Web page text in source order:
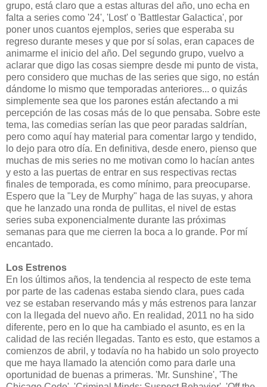
grupo, está claro que a estas alturas del año, uno echa en
falta a series como '24', 'Lost' o 'Battlestar Galactica', por
poner unos cuantos ejemplos, series que esperaba su
regreso durante meses y que por sí solas, eran capaces de
animarme el inicio del año. Del segundo grupo, vuelvo a
aclarar que digo las cosas siempre desde mi punto de vista,
pero considero que muchas de las series que sigo, no están
dándome lo mismo que temporadas anteriores... o quizás
simplemente sea que los parones están afectando a mi
percepción de las cosas más de lo que pensaba. Sobre este
tema, las comedias serían las que peor paradas saldrían,
pero como aquí hay material para comentar largo y tendido,
lo dejo para otro día. En definitiva, desde enero, pienso que
muchas de mis series no me motivan como lo hacían antes
y esto a las puertas de entrar en sus respectivas rectas
finales de temporada, es como mínimo, para preocuparse.
Espero que la "Ley de Murphy" haga de las suyas, y ahora
que he lanzado una ronda de pullitas, el nivel de estas
series suba exponencialmente durante las próximas
semanas para que me cierren la boca a lo grande. Por mí
encantado.
Los Estrenos
En los últimos años, la tendencia al respecto de este tema
por parte de las cadenas estaba siendo clara, pues cada
vez se estaban reservando más y más estrenos para lanzar
con la llegada del nuevo año. En realidad, 2011 no ha sido
diferente, pero en lo que ha cambiado el asunto, es en la
calidad de las recién llegadas. Tanto es esto, que estamos a
comienzos de abril, y todavía no ha habido un solo proyecto
que me haya llamado la atención como para darle una
oportunidad de buenas a primeras. 'Mr. Sunshine', 'The